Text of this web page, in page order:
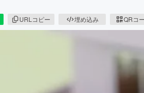
URLコピー 埋め込み QRコ